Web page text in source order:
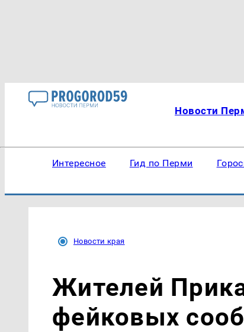
Новости
Интересное Гид по Перми
Новости края
Жителей
фейковых